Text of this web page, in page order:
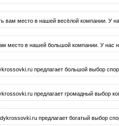
вам место в нашей весёлой компании.
место в нашей большой компании. У нас
предлагает большой выбор
предлагает громадный выбор
предлагает богатый выбор